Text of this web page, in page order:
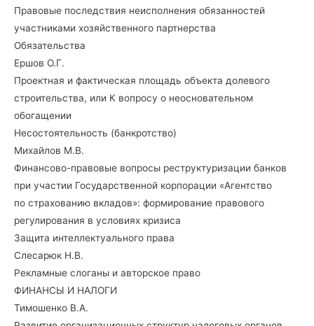
Правовые последствия неисполнения обязанностей
участниками хозяйственного партнерства
Обязательства
Ершов О.Г.
Проектная и фактическая площадь объекта долевого
строительства, или К вопросу о неосновательном
обогащении
Несостоятельность (банкротство)
Михайлов М.В.
Финансово-правовые вопросы реструктуризации банков
при участии Государственной корпорации «Агентство
по страхованию вкладов»: формирование правового
регулирования в условиях кризиса
Защита интеллектуального права
Слесарюк Н.В.
Рекламные слоганы и авторское право
ФИНАНСЫ И НАЛОГИ
Тимошенко В.А.